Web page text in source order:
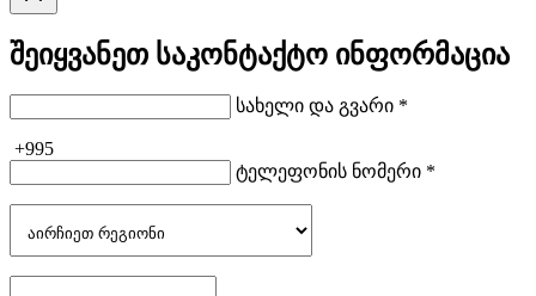
შეიყვანეთ საკონტაქტო ინფორმაცია
სახელი და გვარი *
+995
ტელეფონის ნომერი *